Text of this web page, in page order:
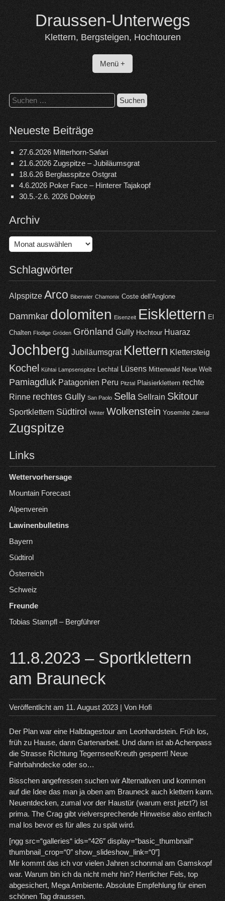
content
Draussen-Unterwegs
Klettern, Bergsteigen, Hochtouren
Menü +
Suchen
nach:
Neueste Beiträge
27.6.2026 Mitterhorn-Safari
21.6.2026 Zugspitze – Jubiläumsgrat
18.6.26 Berglasspitze Ostgrat
4.6.2026 Poker Face – Hinterer Tajakopf
30.5.-2.6. 2026 Dolotrip
Archiv
Archiv
Schlagwörter
Alpspitze Arco Biberwier Chamonix Coste dell'Anglone
Dammkar dolomiten Eisenzeit Eisklettern El
Chalten Flodige Gröden Grönland Gully Hochtour Huaraz
Jochberg Jubiläumsgrat Klettern Klettersteig
Kochel Kühtai Lampsenspitze Lechtal Lüsens Mittenwald Neue Welt
Pamiagdluk Patagonien Peru Pitztal Plaisierklettern rechte
Rinne rechtes Gully San Paolo Sella Sellrain Skitour
Sportklettern Südtirol Winter Wolkenstein Yosemite Zillertal
Zugspitze
Links
Wettervorhersage
Mountain Forecast
Alpenverein
Lawinenbulletins
Bayern
Südtirol
Österreich
Schweiz
Freunde
Tobias Stampfl – Bergführer
11.8.2023 – Sportklettern
am Brauneck
Veröffentlicht am 11. August 2023| Von Hofi
Der Plan war eine Halbtagestour am Leonhardstein. Früh los,
früh zu Hause, dann Gartenarbeit. Und dann ist ab Achenpass
die Strasse Richtung Tegernsee/Kreuth gesperrt! Neue
Fahrbahndecke oder so…
Bisschen angefressen suchen wir Alternativen und kommen
auf die Idee das man ja oben am Brauneck auch klettern kann.
Neuentdecken, zumal vor der Haustür (warum erst jetzt?) ist
prima. The Crag gibt vielversprechende Hinweise also einfach
mal los bevor es für alles zu spät wird.
[ngg src=“galleries“ ids=“426″ display=“basic_thumbnail“
thumbnail_crop=“0″ show_slideshow_link=“0″]
Mir kommt das ich vor vielen Jahren schonmal am Gamskopf
war. Warum bin ich da nicht mehr hin? Herrlicher Fels, top
abgesichert, Mega Ambiente. Absolute Empfehlung für einen
schönen Tag draussen.